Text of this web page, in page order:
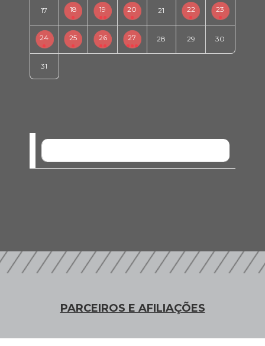
17 18 19 20 21 22 23
24 25 26 27 28 29 30
31
PARCEIROS E AFILIAÇÕES